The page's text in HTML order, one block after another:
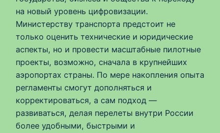
на новый уровень цифровизации.
Министерству транспорта предстоит не
только оценить технические и юридические
аспекты, но и провести масштабные пилотные
проекты, возможно, сначала в крупнейших
аэропортах страны. По мере накопления опыта
регламенты смогут дополняться и
корректироваться, а сам подход —
развиваться, делая перелеты внутри России
более удобными, быстрыми и